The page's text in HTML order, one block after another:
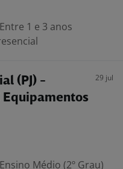
Entre 1 e 3 anos
(PJ) -
Equipamentos
29 jul
Ensino Médio (2º Grau)